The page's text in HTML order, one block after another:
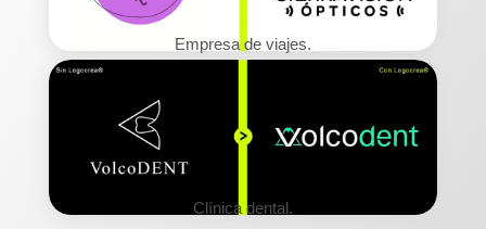
Empresa de viajes.
Clínica dental.